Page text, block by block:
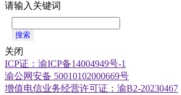
请输入关键词
搜索
关闭
ICP证：渝ICP备14004949号-1
渝公网安备 50010102000669号
增值电信业务经营许可证：渝B2-20230467